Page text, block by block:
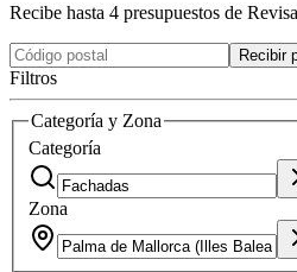
Recibe hasta 4 presupuestos de
Recibir
Filtros
Categoría y Zona
Categoría
Zona